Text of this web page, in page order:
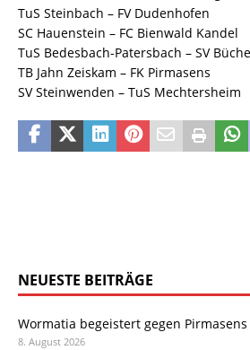
TuS Steinbach – FV Dudenhofen
SC Hauenstein – FC Bienwald Kandel
TuS Bedesbach-Patersbach – SV
TB Jahn Zeiskam – FK Pirmasens
SV Steinwenden – TuS Mechtersheim
NEUESTE BEITRÄGE
Wormatia begeistert gegen Pirmasens
8. August 2026